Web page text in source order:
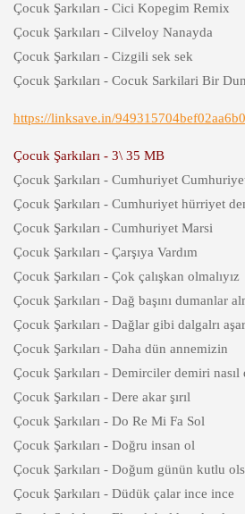
Çocuk Şarkıları - Cici Kopegim Remix
Çocuk Şarkıları - Cilveloy Nanayda
Çocuk Şarkıları - Cizgili sek sek
Çocuk Şarkıları - Cocuk Sarkilari Bir
https://linksave.in/
Çocuk Şarkıları - 3\ 35 MB
Çocuk Şarkıları - Cumhuriyet
Çocuk Şarkıları - Cumhuriyet hürriyet
Çocuk Şarkıları - Cumhuriyet Marsi
Çocuk Şarkıları - Çarşıya Vardım
Çocuk Şarkıları - Çok çalışkan olmalıyız
Çocuk Şarkıları - Dağ başını dumanlar
Çocuk Şarkıları - Dağlar gibi dalgalrı
Çocuk Şarkıları - Daha dün annemizin
Çocuk Şarkıları - Demirciler demiri nasıl
Çocuk Şarkıları - Dere akar şırıl
Çocuk Şarkıları - Do Re Mi Fa Sol
Çocuk Şarkıları - Doğru insan ol
Çocuk Şarkıları - Doğum günün kutlu
Çocuk Şarkıları - Düdük çalar ince ince